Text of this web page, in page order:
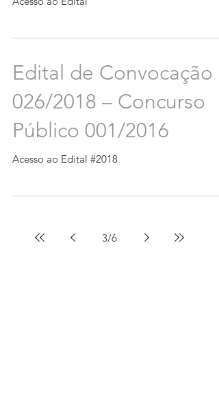
Edital de Convocação
026/2018 – Concurso
Público 001/2016
Acesso ao Edital #2018
3/6